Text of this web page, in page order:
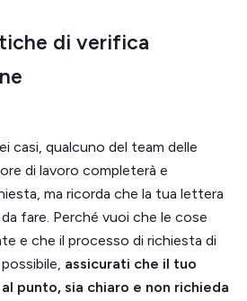
di verifica
casi, qualcuno del team delle
di lavoro completerà e
ma ricorda che la tua lettera
fare. Perché vuoi che le cose
e che il processo di richiesta di
assicurati che il tuo
punto, sia chiaro e non richieda